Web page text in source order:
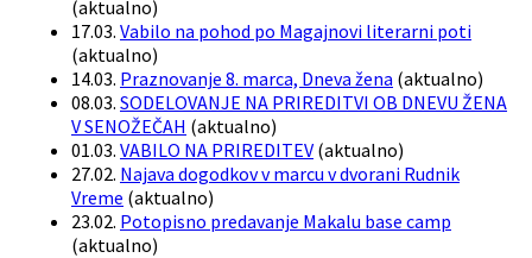
(aktualno)
17.03. Vabilo na pohod po Magajnovi literarni poti
(aktualno)
14.03. Praznovanje 8. marca, Dneva žena (aktualno)
08.03. SODELOVANJE NA PRIREDITVI OB DNEVU ŽENA
V SENOŽEČAH (aktualno)
01.03. VABILO NA PRIREDITEV (aktualno)
27.02. Najava dogodkov v marcu v dvorani Rudnik
Vreme (aktualno)
23.02. Potopisno predavanje Makalu base camp
(aktualno)